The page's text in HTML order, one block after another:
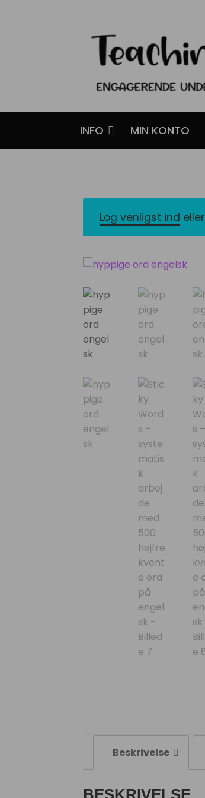
Spring
navigation
Spring
indhold
INFO MIN KONTO
Log venligst ind eller
Beskrivelse
BESKRIVELSE